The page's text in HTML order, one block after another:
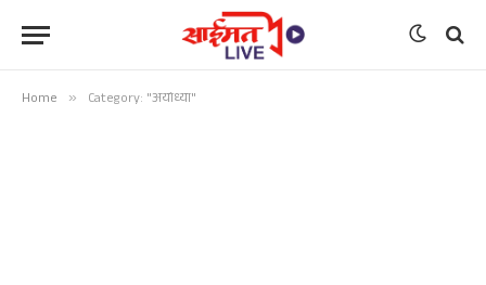
Home » Category: "अयोध्या"